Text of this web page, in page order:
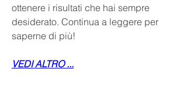
ottenere i risultati che hai sempre
desiderato. Continua a leggere per
saperne di più!
VEDI ALTRO ...